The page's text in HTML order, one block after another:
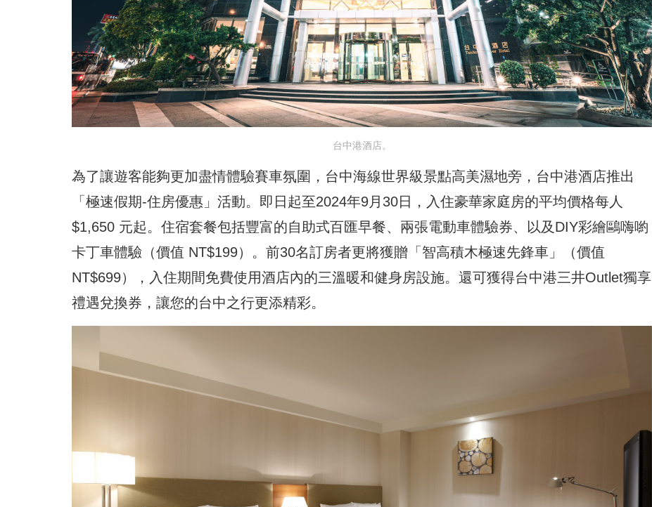
台中港酒店。
為了讓遊客能夠更加盡情體驗賽車氛圍，台中海線世界級景點高美濕地旁，台中港酒店推出
「極速假期-住房優惠」活動。即日起至2024年9月30日，入住豪華家庭房的平均價格每人
$1,650 元起。住宿套餐包括豐富的自助式百匯早餐、兩張電動車體驗券、以及DIY彩繪鷗嗨喲
卡丁車體驗（價值 NT$199）。前30名訂房者更將獲贈「智高積木極速先鋒車」（價值
NT$699），入住期間免費使用酒店內的三溫暖和健身房設施。還可獲得台中港三井Outlet獨享
禮遇兌換券，讓您的台中之行更添精彩。